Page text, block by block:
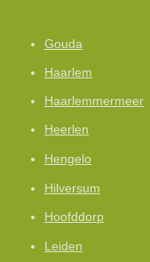
Gouda
Haarlem
Haarlemmermeer
Heerlen
Hengelo
Hilversum
Hoofddorp
Leiden